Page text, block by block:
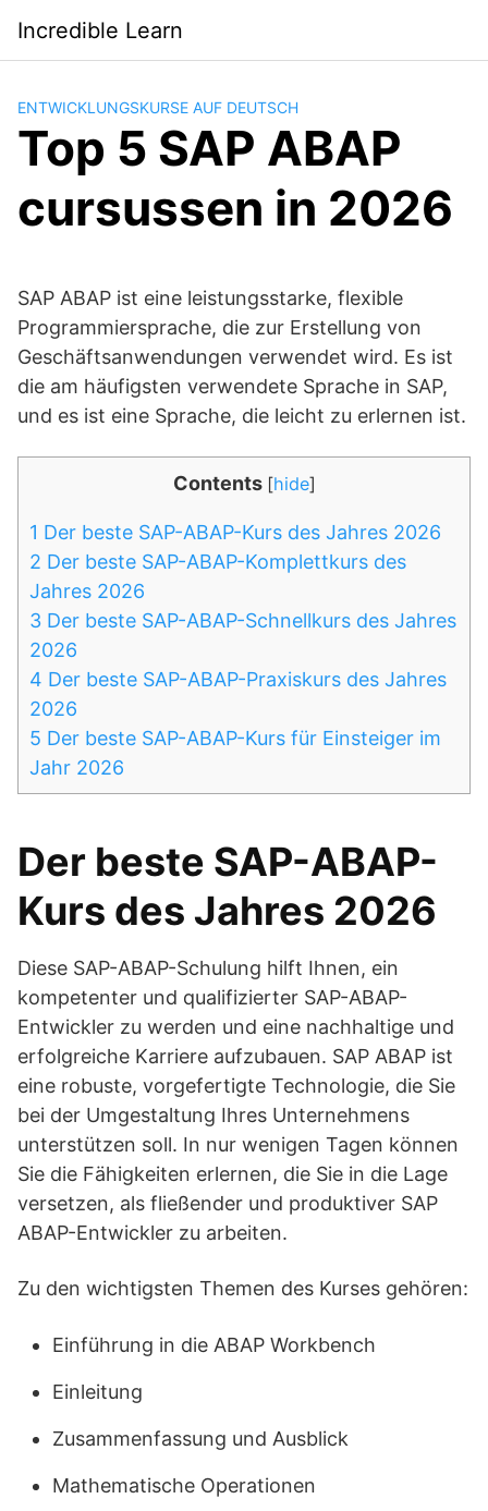
contenido
Incredible Learn
ENTWICKLUNGSKURSE AUF DEUTSCH
Top 5 SAP ABAP
cursussen in 2026
SAP ABAP ist eine leistungsstarke, flexible
Programmiersprache, die zur Erstellung von
Geschäftsanwendungen verwendet wird. Es ist
die am häufigsten verwendete Sprache in SAP,
und es ist eine Sprache, die leicht zu erlernen ist.
Contents [hide]
1 Der beste SAP-ABAP-Kurs des Jahres 2026
2 Der beste SAP-ABAP-Komplettkurs des
Jahres 2026
3 Der beste SAP-ABAP-Schnellkurs des Jahres
2026
4 Der beste SAP-ABAP-Praxiskurs des Jahres
2026
5 Der beste SAP-ABAP-Kurs für Einsteiger im
Jahr 2026
Der beste SAP-ABAP-
Kurs des Jahres 2026
Diese SAP-ABAP-Schulung hilft Ihnen, ein
kompetenter und qualifizierter SAP-ABAP-
Entwickler zu werden und eine nachhaltige und
erfolgreiche Karriere aufzubauen. SAP ABAP ist
eine robuste, vorgefertigte Technologie, die Sie
bei der Umgestaltung Ihres Unternehmens
unterstützen soll. In nur wenigen Tagen können
Sie die Fähigkeiten erlernen, die Sie in die Lage
versetzen, als fließender und produktiver SAP
ABAP-Entwickler zu arbeiten.
Zu den wichtigsten Themen des Kurses gehören:
Einführung in die ABAP Workbench
Einleitung
Zusammenfassung und Ausblick
Mathematische Operationen